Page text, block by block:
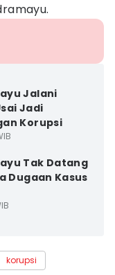
Jalani
Jadi
Korupsi
Tak Datang
Dugaan Kasus
korupsi